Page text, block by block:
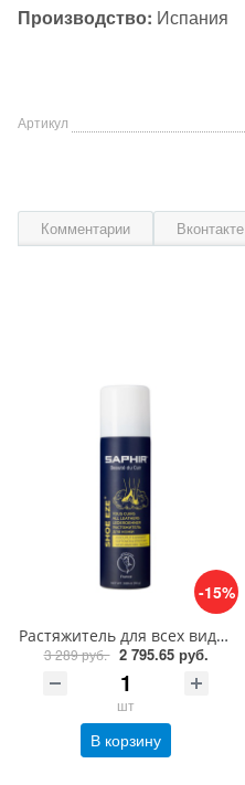
Производство: Испания
Артикул
Комментарии Вконтакте
-15%
Растяжитель для всех видов кож Saphir Shoe-eze, 150 мл
3 289 руб. 2 795.65 руб.
шт
В корзину